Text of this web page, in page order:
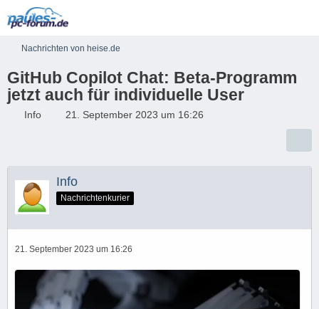
Nachrichten von heise.de
GitHub Copilot Chat: Beta-Programm
jetzt auch für individuelle User
Info 21. September 2023 um 16:26
Info
Nachrichtenkurier
21. September 2023 um 16:26